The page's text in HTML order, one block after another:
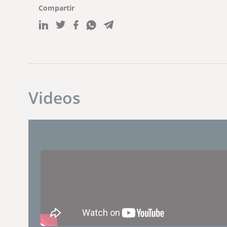
Compartir
Videos